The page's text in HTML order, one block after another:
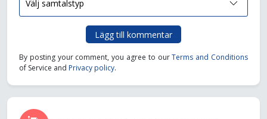
Lägg till kommentar
By posting your comment, you agree to ourTerms and Conditions
of Service and Privacy policy.